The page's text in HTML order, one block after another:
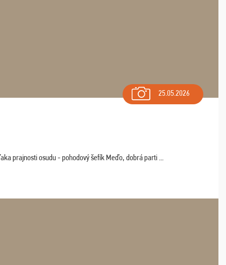
25.05.2026
prajnosti osudu - pohodový šefík Meďo, dobrá parti ...